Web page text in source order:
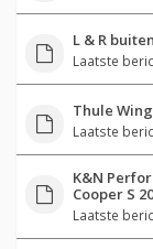
L & R
Laatste
Thule
Laatste
K&N
Cooper S
Laatste